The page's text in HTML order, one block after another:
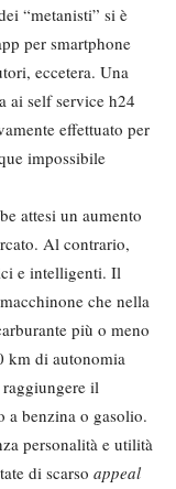
“metanisti” si è
per smartphone
eccetera. Una
ai self service h24
effettuato per
impossibile
attesi un aumento
Al contrario,
e intelligenti. Il
che nella
più o meno
km di autonomia
il
a benzina o gasolio.
personalità e utilità
di scarso appeal